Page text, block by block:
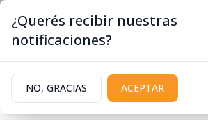
¿Querés recibir nuestras
notificaciones?
NO, GRACIAS ACEPTAR